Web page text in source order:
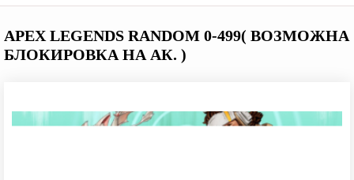
APEX LEGENDS RANDОM 0-499( ВОЗМОЖНА
БЛОКИРОВКА НА АК. )